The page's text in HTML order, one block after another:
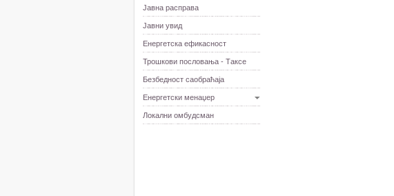
Јавна расправа
Јавни увид
Енергетска ефикасност
Трошкови пословања - Таксе
Безбедност саобраћаја
Енергетски менаџер
Локални омбудсман